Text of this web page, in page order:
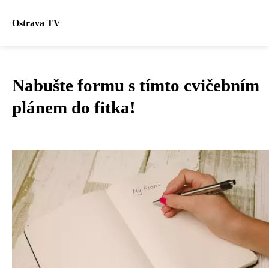
Ostrava TV
Nabušte formu s tímto cvičebním
plánem do fitka!